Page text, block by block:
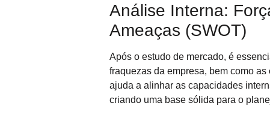
Análise Interna:
Ameaças (SWOT)
Após o estudo de mercado, é
fraquezas da empresa, bem como
ajuda a alinhar as capacidades
criando uma base sólida para o